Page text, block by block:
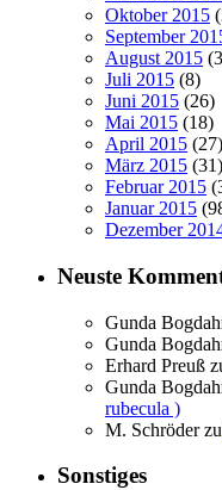
Oktober 2015
September
August 2015
Juli 2015 (8)
Juni 2015 (26)
Mai 2015 (18)
April 2015 (27)
März 2015 (31)
Februar 2015
Januar 2015
Dezember
Neuste
Gunda
Gunda
Erhard Preuß
Gunda
rubecula )
M. Schröderzu
Sonstiges